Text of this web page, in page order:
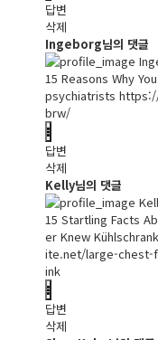
답변
삭제
Ingeborg님의 댓글
15 Reasons Why
psychiatrists
brw/
답변
삭제
Kelly님의 댓글
15 Startling Facts
er Knew
ite.net/large-chest-
ink
답변
삭제